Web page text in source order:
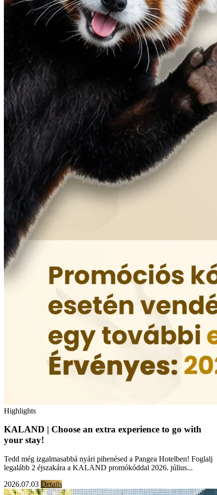
Highlights
KALAND | Choose an extra experience to go with
your stay!
Tedd még izgalmasabbá nyári pihenésed a Pangea Hotelben! Foglalj
legalább 2 éjszakára a KALAND promókóddal 2026. július...
2026.07.03 Details